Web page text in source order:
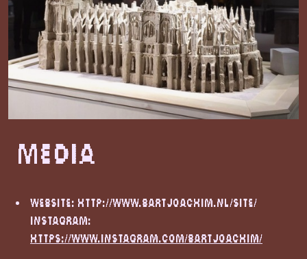
Media
Website: http://www.bartjoachim.nl/site/
Instagram:
https://www.instagram.com/bartjoachim/